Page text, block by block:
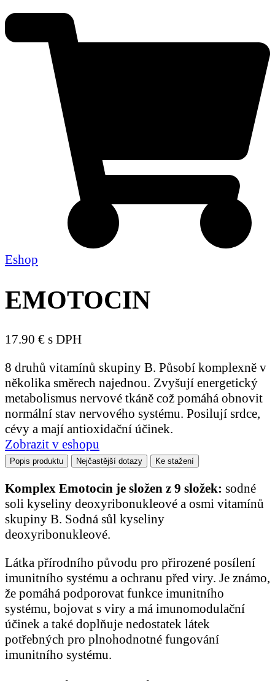
Eshop
EMOTOCIN
17.90 € s DPH
8 druhů vitamínů skupiny B. Působí komplexně v
několika směrech najednou. Zvyšují energetický
metabolismus nervové tkáně což pomáhá obnovit
normální stav nervového systému. Posilují srdce,
cévy a mají antioxidační účinek.
Zobrazit v eshopu
Popis produktu Nejčastější dotazy Ke stažení
Komplex Emotocin je složen z 9 složek: sodné
soli kyseliny deoxyribonukleové a osmi vitamínů
skupiny B. Sodná sůl kyseliny
deoxyribonukleové.
Látka přírodního původu pro přirozené posílení
imunitního systému a ochranu před viry. Je známo,
že pomáhá podporovat funkce imunitního
systému, bojovat s viry a má imunomodulační
účinek a také doplňuje nedostatek látek
potřebných pro plnohodnotné fungování
imunitního systému.